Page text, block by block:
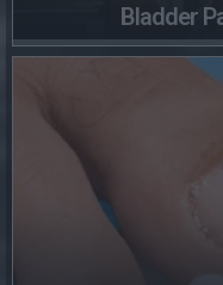
Bladder